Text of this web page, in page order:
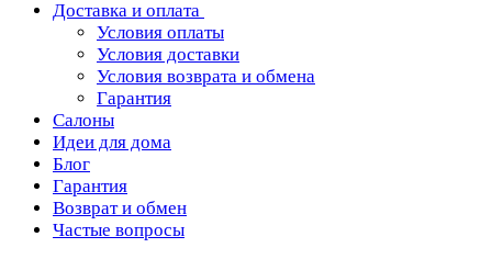
Доставка и оплата
Условия оплаты
Условия доставки
Условия возврата и обмена
Гарантия
Салоны
Идеи для дома
Блог
Гарантия
Возврат и обмен
Частые вопросы